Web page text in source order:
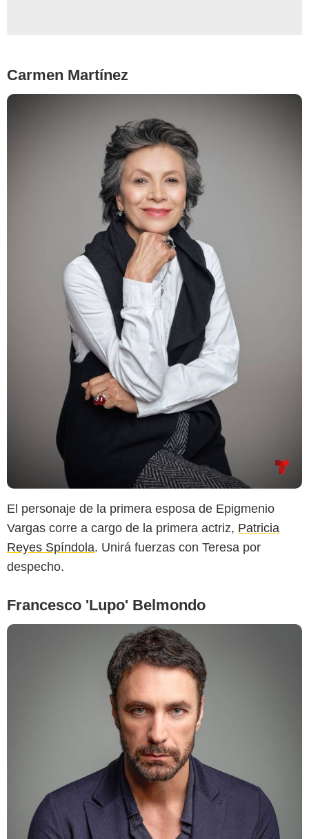
Carmen Martínez
El personaje de la primera esposa de Epigmenio
Vargas corre a cargo de la primera actriz, Patricia
Reyes Spíndola. Unirá fuerzas con Teresa por
despecho.
Francesco 'Lupo' Belmondo